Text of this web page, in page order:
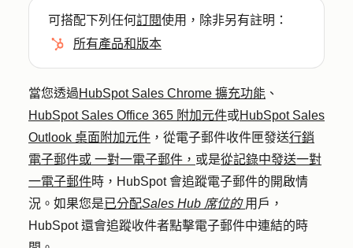
可搭配下列任何訂閱使用，除非另有註明：
所有產品和版本
當您透過HubSpot Sales Chrome 擴充功能 、
HubSpot Sales Office 365 附加元件或HubSpot Sales
Outlook 桌面附加元件 ，從電子郵件收件匣發送行銷
電子郵件或 一對一電子郵件， 或是從記錄中發送一對
一電子郵件時，HubSpot 會追蹤電子郵件的開啟情
況。如果您是已分配Sales Hub 席位的用戶，
HubSpot 還會追蹤收件者點擊電子郵件中連結的時